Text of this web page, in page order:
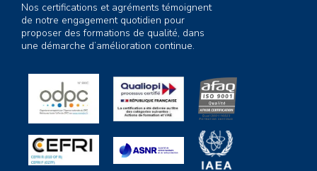
Nos certifications et agréments témoignent
de notre engagement quotidien pour
proposer des formations de qualité, dans
une démarche d’amélioration continue.